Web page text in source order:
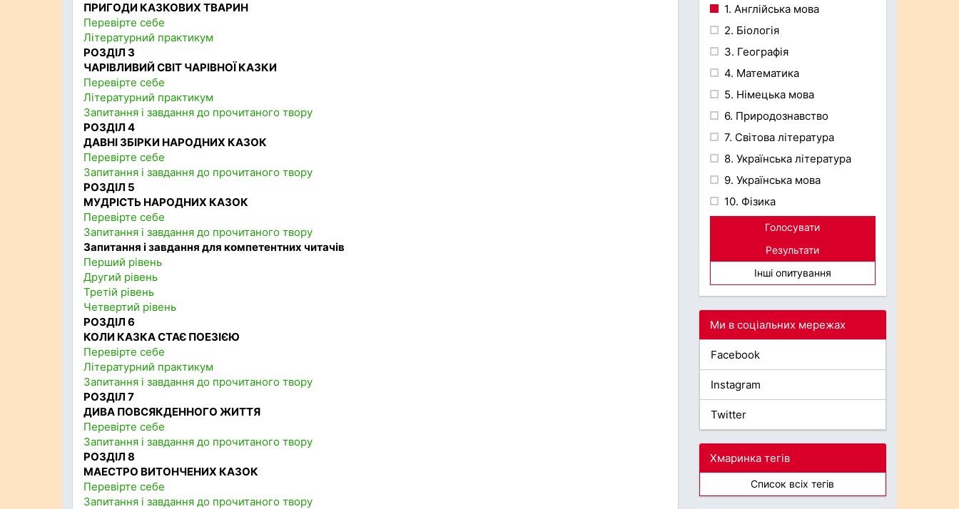
ПРИГОДИ КАЗКОВИХ ТВАРИН
Перевірте себе
Літературний практикум
РОЗДІЛ 3
ЧАРІВЛИВИЙ СВІТ ЧАРІВНОЇ КАЗКИ
Перевірте себе
Літературний практикум
Запитання і завдання до прочитаного твору
РОЗДІЛ 4
ДАВНІ ЗБІРКИ НАРОДНИХ КАЗОК
Перевірте себе
Запитання і завдання до прочитаного твору
РОЗДІЛ 5
МУДРІСТЬ НАРОДНИХ КАЗОК
Перевірте себе
Запитання і завдання до прочитаного твору
Запитання і завдання для компетентних читачів
Перший рівень
Другий рівень
Третій рівень
Четвертий рівень
РОЗДІЛ 6
КОЛИ КАЗКА СТАЄ ПОЕЗІЄЮ
Перевірте себе
Літературний практикум
Запитання і завдання до прочитаного твору
РОЗДІЛ 7
ДИВА ПОВСЯКДЕННОГО ЖИТТЯ
Перевірте себе
Запитання і завдання до прочитаного твору
РОЗДІЛ 8
МАЕСТРО ВИТОНЧЕНИХ КАЗОК
Перевірте себе
Запитання і завдання до прочитаного твору
1. Англійська мова
2. Біологія
3. Географія
4. Математика
5. Німецька мова
6. Природознавство
7. Світова література
8. Українська література
9. Українська мова
10. Фізика
Голосувати
Результати
Інші опитування
Ми в соціальних мережах
Facebook
Instagram
Twitter
Хмаринка тегів
Список всіх тегів